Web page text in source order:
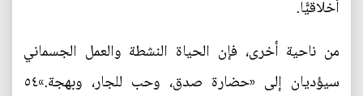
أخلاقيًّا.
من ناحية أخرى، فإن الحياة النشطة والعمل الجسماني
سيؤديان إلى «حضارة صدق، وحب للجار، وبهجة.»٥٤